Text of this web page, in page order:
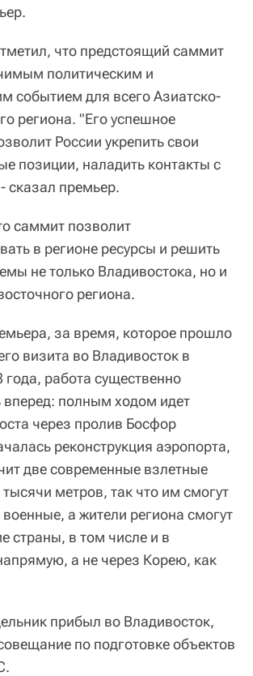
что предстоящий саммит
политическим и
событием для всего Азиатско-
региона. "Его успешное
России укрепить свои
позиции, наладить контакты с
сказал премьер.
саммит позволит
в регионе ресурсы и решить
не только Владивостока, но и
региона.
за время, которое прошло
визита во Владивосток в
года, работа существенно
вперед: полным ходом идет
через пролив Босфор
реконструкция аэропорта,
две современные взлетные
метров, так что им смогут
а жители региона смогут
страны, в том числе и в
а не через Корею, как
прибыл во Владивосток,
по подготовке объектов